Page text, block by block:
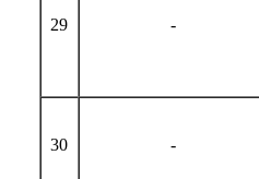
29 -
30 -